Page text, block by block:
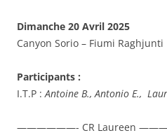
Dimanche 20 Avril 2025
Canyon Sorio – Fiumi Raghjunti
Participants :
I.T.P :Antoine B., Antonio E.,
——————- CR Laureen